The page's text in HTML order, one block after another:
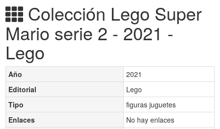
Colección Lego Super
Mario serie 2 - 2021 -
Lego
Año
2021
Editorial
Lego
Tipo
figuras juguetes
Enlaces
No hay enlaces